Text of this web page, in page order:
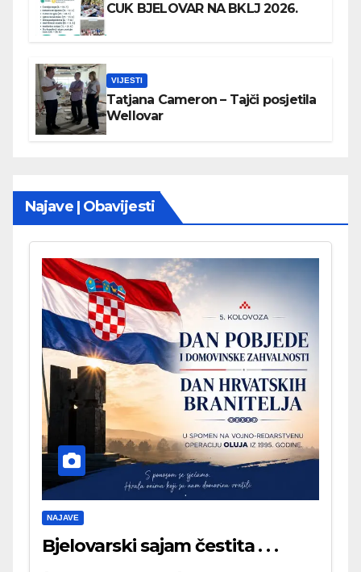
CUK BJELOVAR NA BKLJ 2026.
VIJESTI
Tatjana Cameron – Tajči posjetila
Wellovar
Najave | Obavijesti
NAJAVE
Bjelovarski sajam čestita . . .